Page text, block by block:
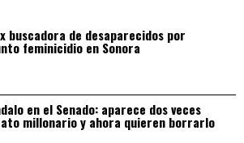
buscadora de desaparecidos por
feminicidio en Sonora
en el Senado: aparece dos veces
millonario y ahora quieren borrarlo